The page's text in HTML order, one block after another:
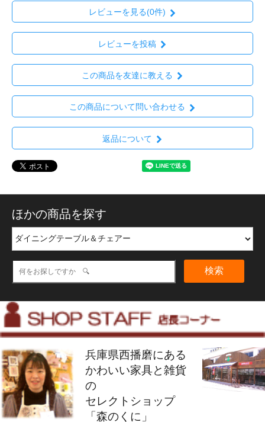
レビューを見る(0件)
レビューを投稿
この商品を友達に教える
この商品について問い合わせる
返品について
ほかの商品を探す
検索
兵庫県西播磨にある
かわいい家具と雑貨
の
セレクトショップ
「森のくに」